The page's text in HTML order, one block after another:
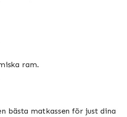
ram.
bästa matkassen för just dina